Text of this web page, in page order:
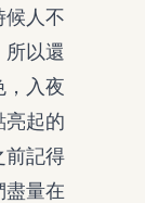
候人不
以還
，入夜
亮起的
前記得
盡量在